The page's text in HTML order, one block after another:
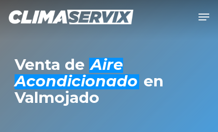
Venta de Aire
Acondicionado en
Valmojado